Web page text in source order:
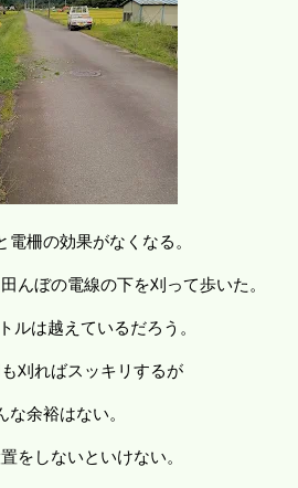
柵の効果がなくなる。
んぼの電線の下を刈って歩いた。
ルは越えているだろう。
刈ればスッキリするが
余裕はない。
をしないといけない。